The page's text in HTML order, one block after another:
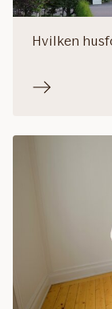
Hvilken